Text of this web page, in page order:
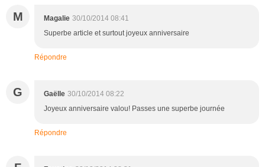
M Magalie 30/10/2014 08:41
Superbe article et surtout joyeux anniversaire
Répondre
G Gaëlle 30/10/2014 08:22
Joyeux anniversaire valou! Passes une superbe journée
Répondre